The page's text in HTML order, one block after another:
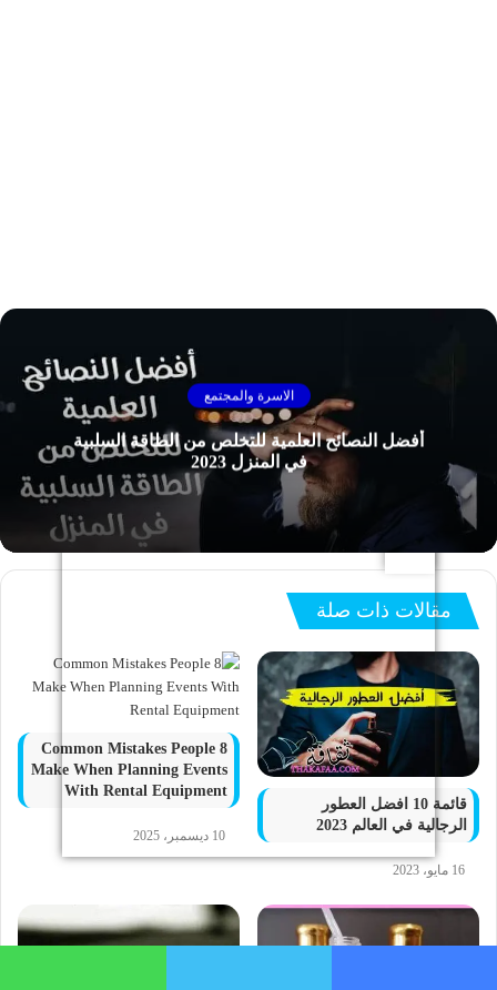
الاسرة والمجتمع
أفضل النصائح العلمية للتخلص من الطاقة السلبية
في المنزل 2023
مقالات ذات صلة
قائمة 10 افضل العطور
الرجالية في العالم 2023
16 مايو، 2023
8 Common Mistakes People
Make When Planning Events
With Rental Equipment
10 ديسمبر، 2025